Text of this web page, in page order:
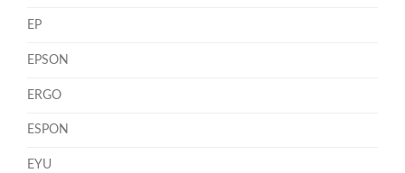
EP
EPSON
ERGO
ESPON
EYU